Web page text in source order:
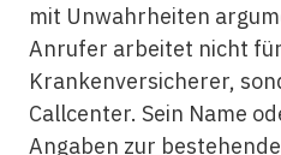
mit Unwahrheiten
Anrufer arbeitet nicht
Krankenversicherer,
Callcenter. Sein Name
Angaben zur